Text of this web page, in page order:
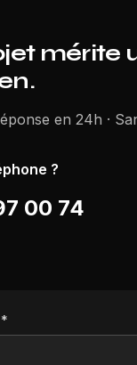
mérite
en 24h ·
?
00 74